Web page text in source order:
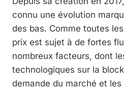
connu une évolution
des bas. Comme toutes
prix est sujet à de fortes
nombreux facteurs, dont
technologiques sur la
demande du marché et